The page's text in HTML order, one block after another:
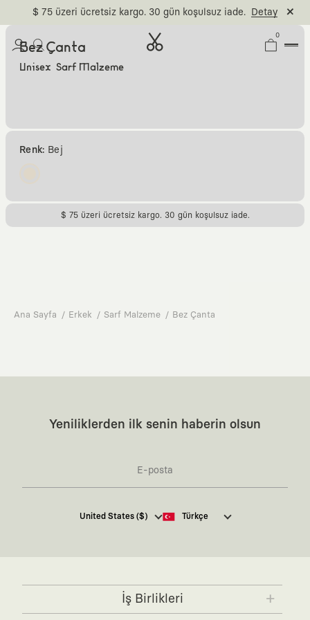
$ 75 üzeri ücretsiz kargo. 30 gün koşulsuz iade. Detay
0
Bez Çanta
Unisex Sarf Malzeme
Renk: Bej
$ 75 üzeri ücretsiz kargo. 30 gün koşulsuz iade.
Ana Sayfa Erkek Sarf Malzeme Bez Çanta
İş Birlikleri
Yeniliklerden ilk senin haberin olsun
Kaft Tasarım Tekstil Sanayi ve Ticaret Anonim
ulaşabilirsiniz.
United States ($) Türkçe